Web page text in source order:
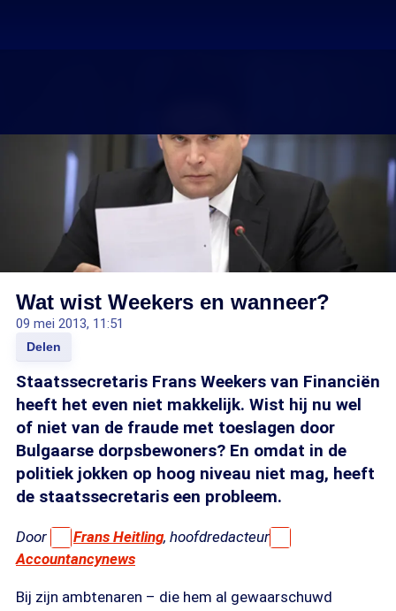
Wat wist Weekers en wanneer?
09 mei 2013, 11:51
Delen
Staatssecretaris Frans Weekers van Financiën
heeft het even niet makkelijk. Wist hij nu wel
of niet van de fraude met toeslagen door
Bulgaarse dorpsbewoners? En omdat in de
politiek jokken op hoog niveau niet mag, heeft
de staatssecretaris een probleem.
Door Frans Heitling, hoofdredacteur
Accountancynews
Bij zijn ambtenaren – die hem al gewaarschuwd